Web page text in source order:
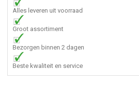
Alles leveren uit voorraad
Groot assortiment
Bezorgen binnen 2 dagen
Beste kwaliteit en service